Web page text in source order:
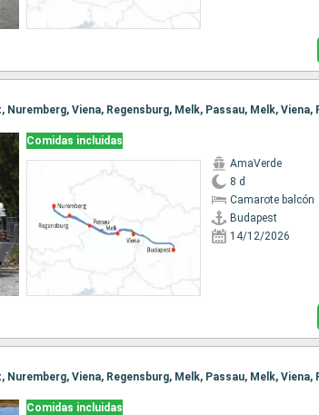
Comidas incluidas
AmaVerde
8 d
Camarote balcón
Budapest
14/12/2026
Comidas incluidas